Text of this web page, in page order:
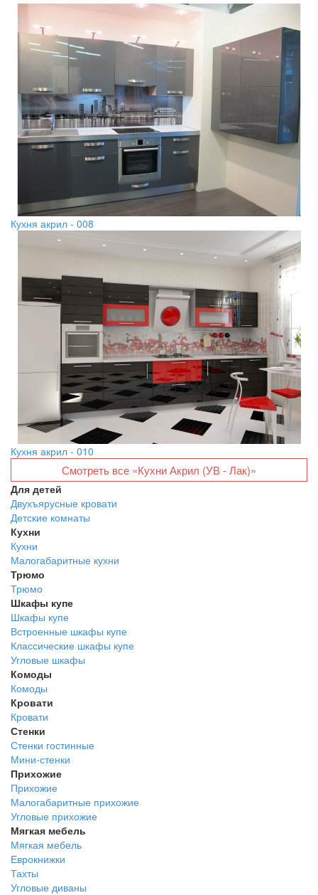
Кухня акрил - 008
Кухня акрил - 010
Смотреть все «Кухни Акрил (УВ - Лак)»
Для детей
Двухъярусные кровати
Детские комнаты
Кухни
Кухни
Малогабаритные кухни
Трюмо
Трюмо
Шкафы купе
Шкафы купе
Встроенные шкафы купе
Классические шкафы купе
Угловые шкафы
Комоды
Комоды
Кровати
Кровати
Стенки
Стенки гостинные
Мини-стенки
Прихожие
Прихожие
Малогабаритные прихожие
Угловые прихожие
Мягкая мебель
Мягкая мебель
Еврокнижки
Тахты
Угловые диваны